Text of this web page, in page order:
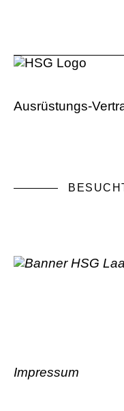
Ausrüstungs-
Impressum